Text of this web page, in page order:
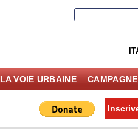
LA VOIE URBAINE